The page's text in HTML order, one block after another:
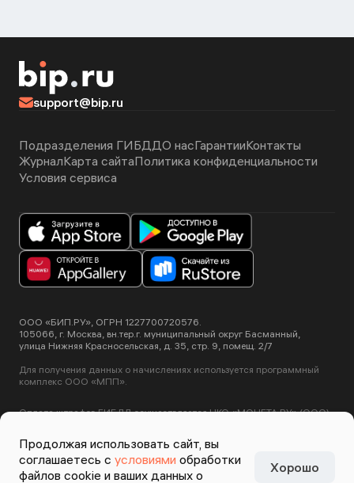
Продолжая использовать сайт, вы
соглашаетесь с условиями обработки
файлов cookie и ваших данных о
Хорошо
support@bip.ru
Подразделения ГИБДДО насГарантииКонтакты
ЖурналКарта сайтаПолитика конфиденциальности
Условия сервиса
ООО «БИП.РУ», ОГРН 1227700720576.
105066, г. Москва, вн.тер.г. муниципальный округ Басманный,
улица Нижняя Красносельская, д. 35, стр. 9, помещ. 2/7
Для получения данных о начислениях используется программный
комплекс ООО «МПП».
Оплата штрафов ГИБДД осуществляется НКО «МОНЕТА.РУ» (ООО).
Этот сайт использует сервис Yandex SmartCaptcha, пользуясь
нашими сервисами вы соглашаетесь с условиями обработки данных
Yandex SmartCaptcha.
Задизайнено вСтудии